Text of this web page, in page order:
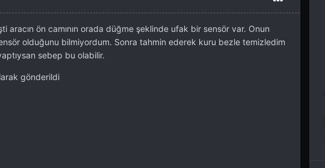
aracın ön camının orada düğme şeklinde ufak bir sensör var. Onun
olduğunu bilmiyordum. Sonra tahmin ederek kuru bezle temizledim
sebep bu olabilir.
gönderildi